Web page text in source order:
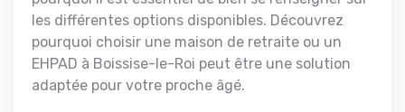
les différentes options disponibles. Découvrez
pourquoi choisir une maison de retraite ou un
EHPAD à Boissise-le-Roi peut être une solution
adaptée pour votre proche âgé.